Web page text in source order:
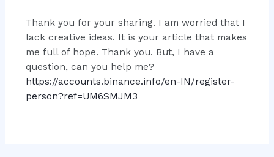
Thank you for your sharing. I am worried that I
lack creative ideas. It is your article that makes
me full of hope. Thank you. But, I have a
question, can you help me?
https://accounts.binance.info/en-IN/register-
person?ref=UM6SMJM3